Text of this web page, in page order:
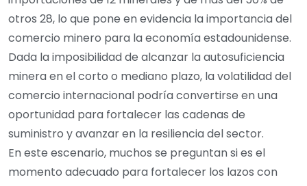
otros 28, lo que pone en evidencia la importancia del
comercio minero para la economía estadounidense.
Dada la imposibilidad de alcanzar la autosuficiencia
minera en el corto o mediano plazo, la volatilidad del
comercio internacional podría convertirse en una
oportunidad para fortalecer las cadenas de
suministro y avanzar en la resiliencia del sector.
En este escenario, muchos se preguntan si es el
momento adecuado para fortalecer los lazos con